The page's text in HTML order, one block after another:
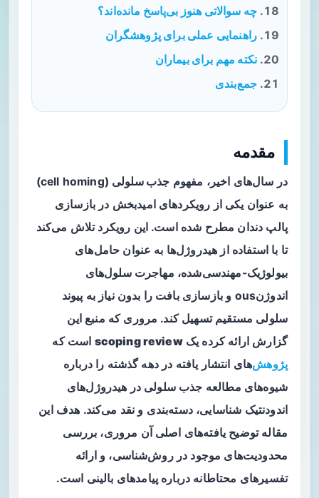
چه سوالاتی هنوز بی‌پاسخ مانده‌اند؟
راهنمایی عملی برای پژوهشگران
نکته مهم برای بیماران
جمع‌بندی
مقدمه
در سال‌های اخیر، مفهوم جذب سلولی
(cell homing)
به عنوان یکی از رویکردهای امیدبخش در بازسازی
پالپ دندان مطرح شده است. این رویکرد تلاش می‌کند
تا با استفاده از هیدروژل‌ها به عنوان حامل‌های
بیولوژیک-مهندسی‌شده، مهاجرت سلول‌های
اندوژنous و بازسازی بافت را بدون نیاز به پیوند
سلولی مستقیم تسهیل کند. مروری که منبع این
گزارش ارائه کرده یکscoping review است که
پژوهش‌های انتشار یافته در دهه گذشته را درباره
شیوه‌های مطالعه جذب سلولی در هیدروژل‌های
اندودنتیک شناسایی، دسته‌بندی و نقد می‌کند. هدف این
مقاله توضیح یافته‌های اصلی آن مروری، بررسی
محدودیت‌های موجود در روش‌شناسی، و ارائه
تفسیرهای محتاطانه درباره پیامدهای بالینی است.